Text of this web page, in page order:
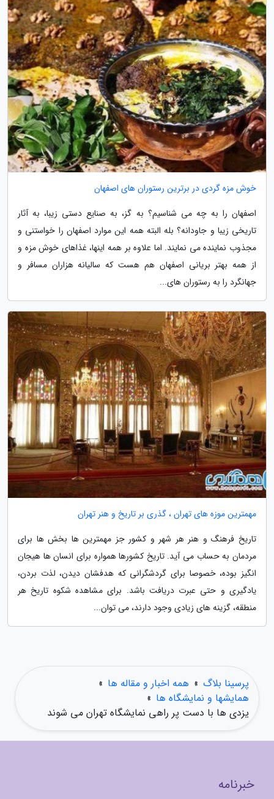
خوش مزه گردی در برترین رستوران های اصفهان
اصفهان را به چه می شناسیم؟ به گز، به صنایع دستی زیبا، به آثار
تاریخی زیبا و جاودانه؟ بله البته همه این موارد اصفهان را خواستنی و
مجذوب نماینده می نمایند. اما علاوه بر همه اینها، غذاهای خوش مزه و
از همه بهتر بریانی اصفهان هم هست که سالیانه هزاران مسافر و
جهانگرد را به رستوران های...
مهمترین موزه های تهران ، گذری بر تاریخ و هنر تهران
تاریخ فرهنگ و هنر هر شهر و کشور جز مهمترین ها بخش ها برای
مردمان به حساب می آید. تاریخ کشورها همواره برای انسان ها هیجان
انگیز بوده، خصوصا برای گردشگرانی که هدفشان دیدن، لذت بردن،
یادگیری و حتی عبرت دریافت باشد. برای مشاهده شکوه تاریخ هر
منطقه، گزینه های زیادی وجود دارند، می توان...
پرسینا بلاگ » همه اخبار و مقاله ها »
همایشها و نمایشگاه ها »
یزدی ها با دست پر راهی نمایشگاه تهران می شوند
خبرنامه